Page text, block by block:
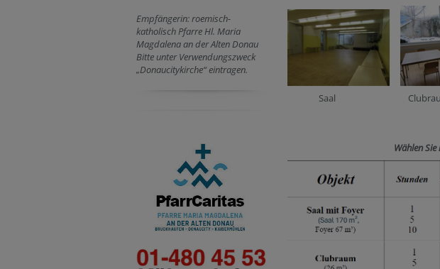
Empfängerin: roemisch-
katholisch Pfarre Hl. Maria
Magdalena an der Alten Donau
Bitte unter Verwendungszweck
„Donaucitykirche“ eintragen.
Saal
Wählen